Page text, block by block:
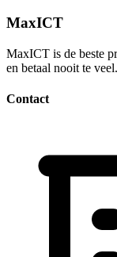
MaxICT
MaxICT is de beste
en betaal nooit te veel.
Contact